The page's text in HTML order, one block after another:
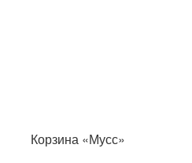
Корзина «Мусс»